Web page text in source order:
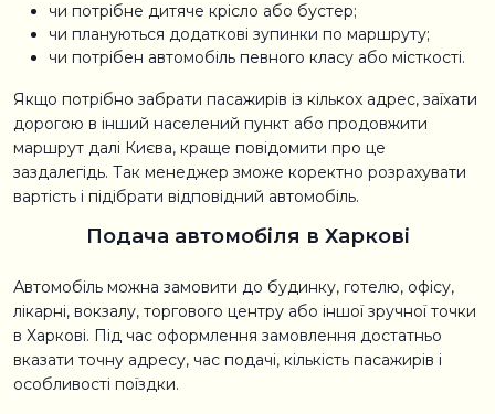
чи потрібне дитяче крісло або бустер;
чи плануються додаткові зупинки по маршруту;
чи потрібен автомобіль певного класу або місткості.
Якщо потрібно забрати пасажирів із кількох адрес, заїхати
дорогою в інший населений пункт або продовжити
маршрут далі Києва, краще повідомити про це
заздалегідь. Так менеджер зможе коректно розрахувати
вартість і підібрати відповідний автомобіль.
Подача автомобіля в Харкові
Автомобіль можна замовити до будинку, готелю, офісу,
лікарні, вокзалу, торгового центру або іншої зручної точки
в Харкові. Під час оформлення замовлення достатньо
вказати точну адресу, час подачі, кількість пасажирів і
особливості поїздки.